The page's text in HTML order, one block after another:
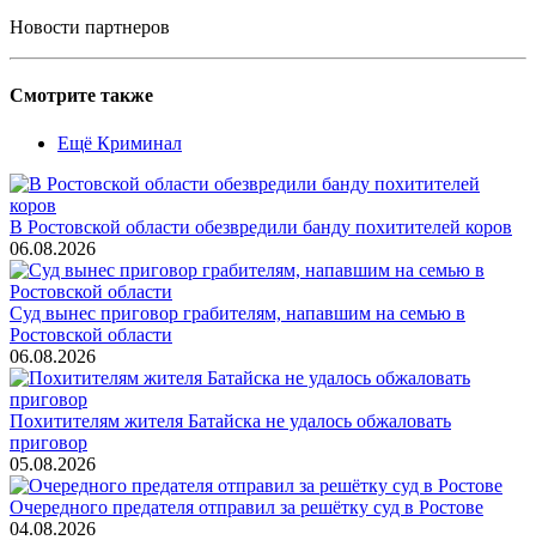
Новости партнеров
Смотрите также
Ещё Криминал
В Ростовской области обезвредили банду похитителей коров
06.08.2026
Суд вынес приговор грабителям, напавшим на семью в
Ростовской области
06.08.2026
Похитителям жителя Батайска не удалось обжаловать
приговор
05.08.2026
Очередного предателя отправил за решётку суд в Ростове
04.08.2026